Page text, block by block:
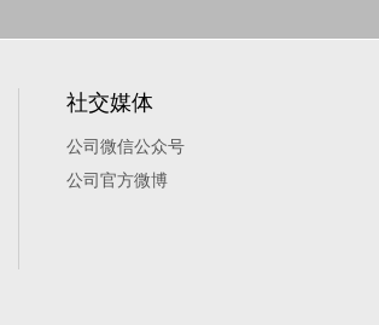
社交媒体
公司微信公众号
公司官方微博